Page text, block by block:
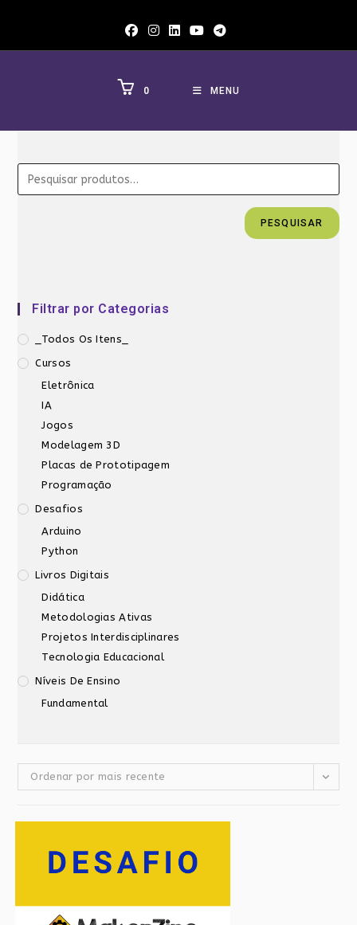
0 MENU
PESQUISAR
Filtrar por Categorias
_Todos Os Itens_
Cursos
Eletrônica
IA
Jogos
Modelagem 3D
Placas de Prototipagem
Programação
Desafios
Arduino
Python
Livros Digitais
Didática
Metodologias Ativas
Projetos Interdisciplinares
Tecnologia Educacional
Níveis De Ensino
Fundamental
Ordenar por mais recente